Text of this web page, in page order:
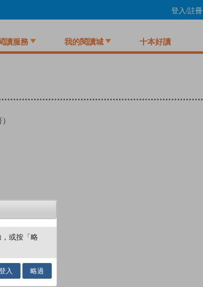
登入/註冊
讀服務 我的閱讀城 十本好讀
閱讀紀錄
或按「略
入 略過